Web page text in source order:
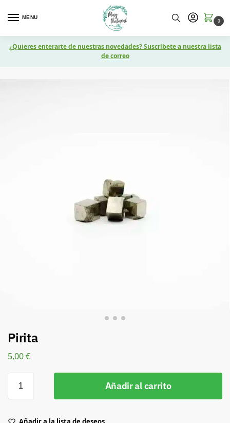
MENU
0
¿Quieres enterarte de nuestras novedades? Suscríbete a nuestra lista
de correo
Pirita
5,00€
Añadir al carrito